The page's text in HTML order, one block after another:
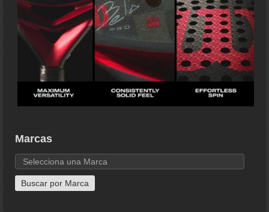
Marcas